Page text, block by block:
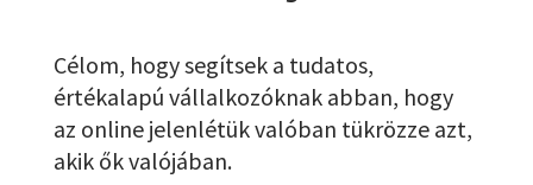
Célom, hogy segítsek a tudatos,
értékalapú vállalkozóknak abban, hogy
az online jelenlétük valóban tükrözze azt,
akik ők valójában.